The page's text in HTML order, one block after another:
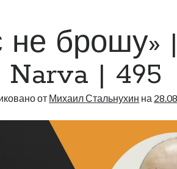
и
даже
приложила
|
Radio
496
не брошу»
Narva | 495
от Михаил Стальнухин на